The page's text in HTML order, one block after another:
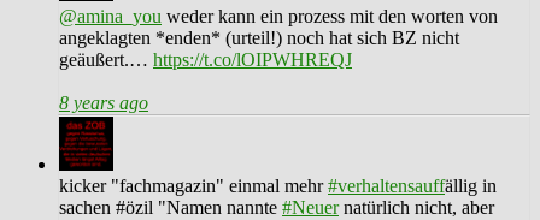
@amina_you weder kann ein prozess mit den worten von
angeklagten *enden* (urteil!) noch hat sich BZ nicht
geäußert.… https://t.co/lOIPWHREQJ
8 years ago
kicker "fachmagazin" einmal mehr#verhaltensauffällig in
sachen #özil "Namen nannte #Neuernatürlich nicht, aber